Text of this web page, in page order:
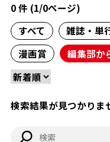
0 件 (1/0ページ)
すべて
雑誌・単
漫画賞
編集部か
検索結果が見つかりま